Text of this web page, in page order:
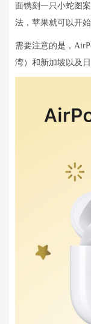
面镌刻一只小蛇图
法，苹果就可以开始
需要注意的是，
湾）和新加坡以及日